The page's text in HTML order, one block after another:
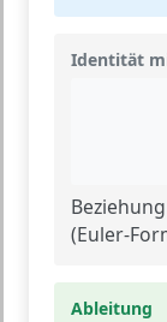
Identität
(Euler-
Ableitung